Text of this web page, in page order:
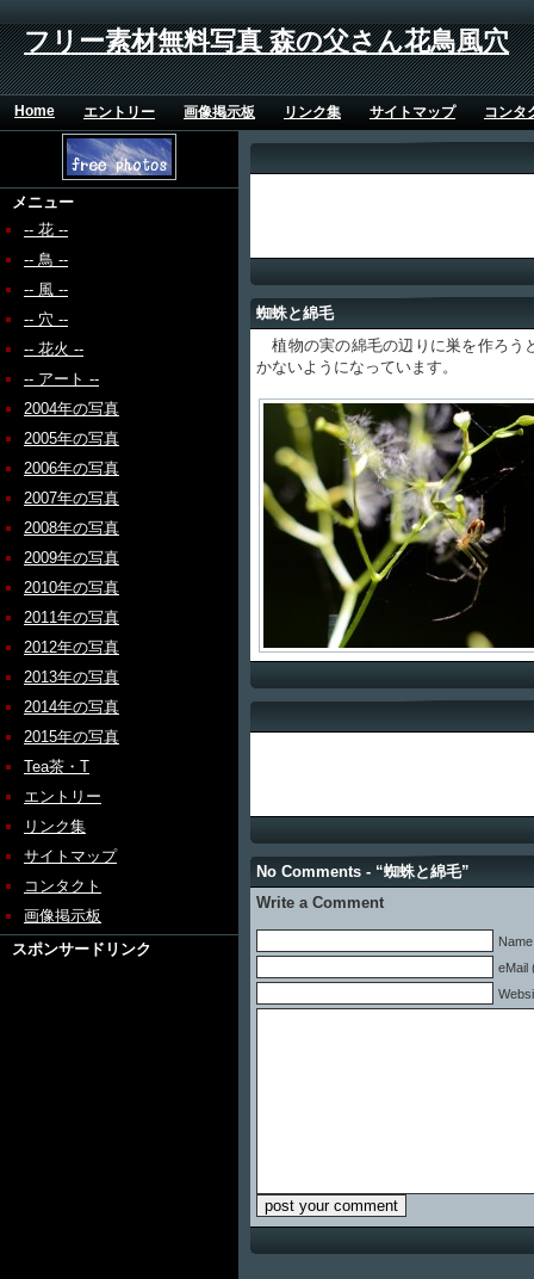
フリー素材無料写真 森の父さん花鳥風穴
Home エントリー 画像掲示板 リンク集 サイトマップ コンタ
メニュー
-- 花 --
-- 鳥 --
-- 風 --
-- 穴 --
-- 花火 --
-- アート --
2004年の写真
2005年の写真
2006年の写真
2007年の写真
2008年の写真
2009年の写真
2010年の写真
2011年の写真
2012年の写真
2013年の写真
2014年の写真
2015年の写真
Tea茶・T
エントリー
リンク集
サイトマップ
コンタクト
画像掲示板
スポンサードリンク
蜘蛛と綿毛
植物の実の綿毛の辺りに巣を作ろう
かないようになっています。
No Comments - “蜘蛛と綿毛”
Write a Comment
eMail